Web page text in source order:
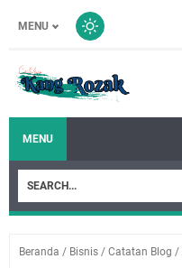
MENU
MENU
Beranda / Bisnis / Catatan Blog /